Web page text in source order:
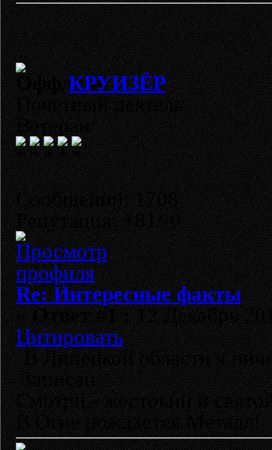
КРУИЗЁР
Почетный деятель
Ветеран
Сообщений: 1708
Репутация: +81/-0
Re: Интересные факты
«Ответ #1 :12 Декабрь
Цитировать
В Липецкой области я
Записан
Смотри - жестокий и
В Огне рождается Металл!